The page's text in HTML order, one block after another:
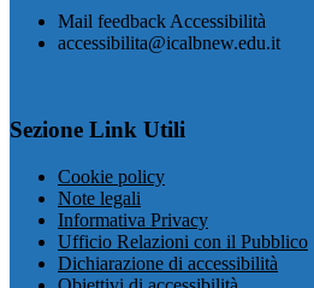
Mail feedback Accessibilità
accessibilita@icalbnew.edu.it
Sezione Link Utili
Cookie policy
Note legali
Informativa Privacy
Ufficio Relazioni con il Pubblico
Dichiarazione di accessibilità